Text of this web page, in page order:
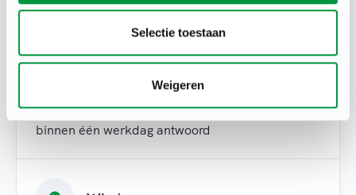
Selectie toestaan
Weigeren
Neem contact op met NOC*NSF Sport
Support via:
binnen één werkdag antwoord